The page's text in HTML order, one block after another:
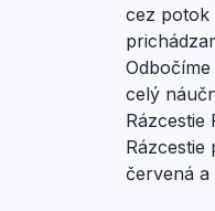
cez potok
celý
Rázcestie
červená